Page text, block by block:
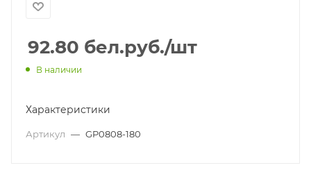
92.80 бел.руб./шт
В наличии
Характеристики
Артикул — GP0808-180